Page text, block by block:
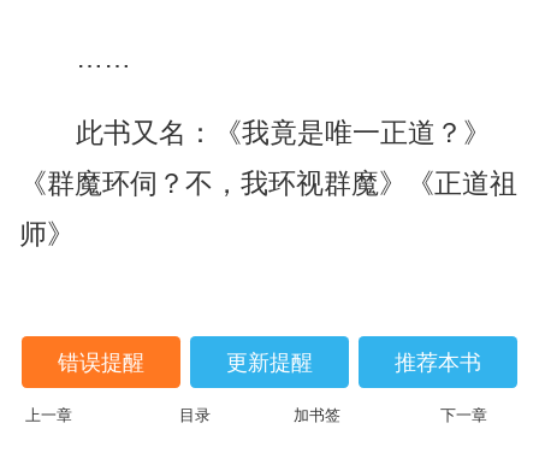
……
此书又名：《我竟是唯一正道？》
《群魔环伺？不，我环视群魔》《正道祖
师》
错误提醒 更新提醒 推荐本书
上一章 目录 加书签 下一章